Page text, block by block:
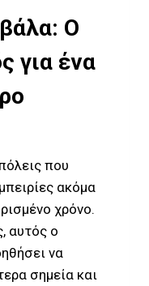
Ο
για ένα
που
ακόμα
χρόνο.
αυτός ο
να
σημεία και